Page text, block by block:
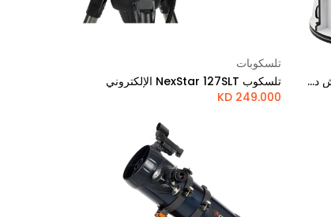
تلسكوب سكاي ووتشر فليكستيوب 16 إنش دوبسوني مزود بتقنية جو تو وقابل للطي
تلسكوبات
تلسكوب NexStar 127SLT الإلكتروني
249.000